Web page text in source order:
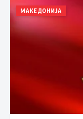
МАКЕДОНИЈА